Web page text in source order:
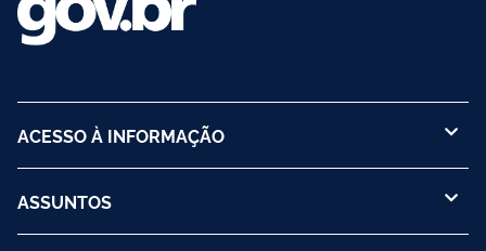
ACESSO À INFORMAÇÃO
ASSUNTOS